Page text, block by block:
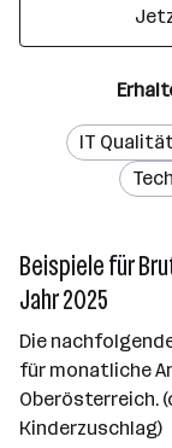
IT
Beispiele für
Jahr 2025
Die
für monatliche
Oberösterreich.
Kinderzuschlag)